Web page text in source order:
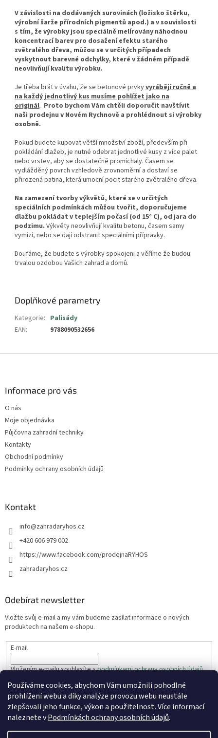
Používáme cookies, abychom Vám umožnili pohodlné
prohlížení webu a díky analýze provozu webu neustále
zlepšovali jeho funkce, výkon a použitelnost.Více informací
naleznete vPodmínkách ochrany osobních údajů.
V závislosti na dodávaných surovinách (ložisko štěrku,
výrobní šarže přírodních pigmentů apod.) a v souvislosti
s tím, že výrobky jsou speciálně melírovány náhodnou
koncentrací barev pro dosažení efektu starého
zvětralého dřeva, můžou se v určitých případech
vyskytnout barevné odchylky, které v žádném případě
neovlivňují kvalitu výrobku.
Je třeba brát v úvahu, že se betonové prvkyvyrábějí ručně a
na každý jednotlivý kus musíme pohlížet jako na
originál. Proto bychom Vám chtěli doporučit navštívit
naši prodejnu v Novém Rychnově a prohlédnout si výrobky
osobně.
Pokud budete kupovat větší množství zboží, především při
pokládání dlažeb, je nutné odebrat jednotlivé kusy z více palet
nebo vrstev, aby se dostatečně promíchaly. Časem se
vydlážděný povrch vzhledově zrovnoměrní a dostaví se
přirozená patina, která umocní pocit starého zvětralého dřeva.
Na zamezení tvorby výkvětů, které se v určitých
speciálních podmínkách můžou tvořit, doporučujeme
dlažbu pokládat v teplejším počasí (od 15° C), od jara do
podzimu. Výkvěty neovlivňují kvalitu betonu, časem samy
vymizí, nebo se dají odstranit speciálními přípravky.
Doufáme, že budete s výrobky spokojeni a věříme že budou
trvalou ozdobou Vašich zahrad a domů.
Doplňkové parametry
Kategorie: Palisády
EAN: 9788090532656
Informace pro vás
O nás
Moje objednávka
Půjčovna zahradní techniky
Kontakty
Obchodní podmínky
Podmínky ochrany osobních údajů
Kontakt
info@zahradaryhos.cz
+420 606 979 002
https://www.facebook.com/prodejnaRYHOS
zahradaryhos.cz
Odebírat newsletter
Vložte svůj e-mail a my vám budeme zasílat informace o nových
produktech na našem e-shopu.
E-mail
Vložením e-mailu souhlasíte spodmínkami ochrany osobních údajů
PŘIHLÁSIT SE